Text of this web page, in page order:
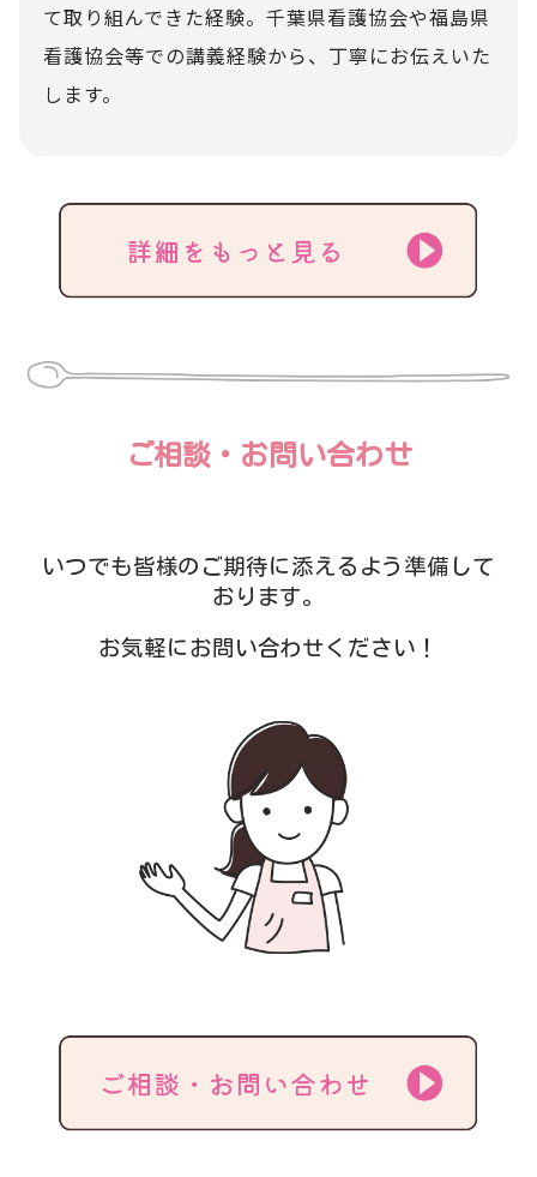
て取り組んできた経験。千葉県看護協会や福島県
看護協会等での講義経験から、丁寧にお伝えいた
します。
ご相談・お問い合わせ
いつでも皆様のご期待に添えるよう準備して
おります。
お気軽にお問い合わせください！